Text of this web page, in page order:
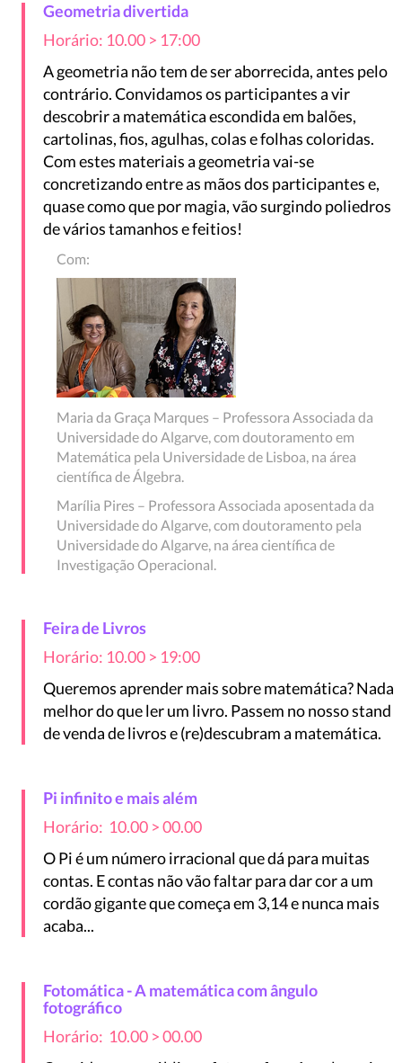
Geometria divertida
Horário: 10.00 > 17:00
A geometria não tem de ser aborrecida, antes pelo
contrário. Convidamos os participantes a vir
descobrir a matemática escondida em balões,
cartolinas, fios, agulhas, colas e folhas coloridas.
Com estes materiais a geometria vai-se
concretizando entre as mãos dos participantes e,
quase como que por magia, vão surgindo poliedros
de vários tamanhos e feitios!
Com:
Maria da Graça Marques – Professora Associada da
Universidade do Algarve, com doutoramento em
Matemática pela Universidade de Lisboa, na área
científica de Álgebra.
Marília Pires – Professora Associada aposentada da
Universidade do Algarve, com doutoramento pela
Universidade do Algarve, na área científica de
Investigação Operacional.
Feira de Livros
Horário: 10.00 > 19:00
Queremos aprender mais sobre matemática? Nada
melhor do que ler um livro. Passem no nosso stand
de venda de livros e (re)descubram a matemática.
Pi infinito e mais além
Horário: 10.00 > 00.00
O Pi é um número irracional que dá para muitas
contas. E contas não vão faltar para dar cor a um
cordão gigante que começa em 3,14 e nunca mais
acaba...
Fotomática - A matemática com ângulo
fotográfico
Horário: 10.00 > 00.00